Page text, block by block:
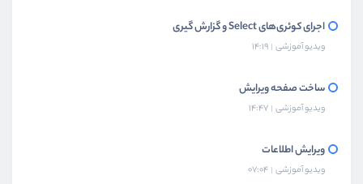
اجرای کوئری‌های Select و گزارش گیری
ویدیو آموزشی 14:19
ساخت صفحه ویرایش
ویدیو آموزشی 14:47
ویرایش اطلاعات
ویدیو آموزشی 07:04